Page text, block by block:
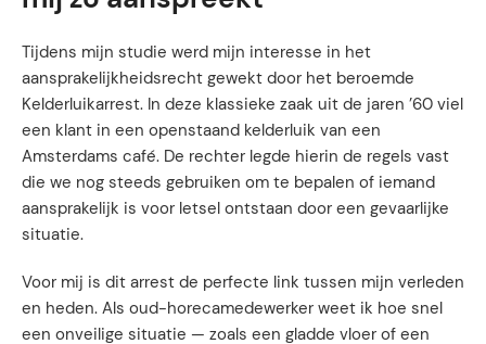
Tijdens mijn studie werd mijn interesse in het
aansprakelijkheidsrecht gewekt door het beroemde
Kelderluikarrest. In deze klassieke zaak uit de jaren ’60 viel
een klant in een openstaand kelderluik van een
Amsterdams café. De rechter legde hierin de regels vast
die we nog steeds gebruiken om te bepalen of iemand
aansprakelijk is voor letsel ontstaan door een gevaarlijke
situatie.
Voor mij is dit arrest de perfecte link tussen mijn verleden
en heden. Als oud-horecamedewerker weet ik hoe snel
een onveilige situatie — zoals een gladde vloer of een